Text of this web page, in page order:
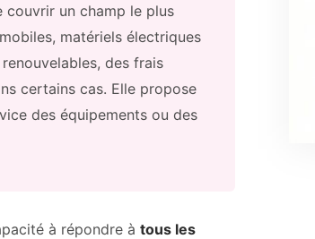
couvrir un champ le plus
matériels électriques
des frais
certains cas. Elle propose
des équipements ou des
à répondre à tous les